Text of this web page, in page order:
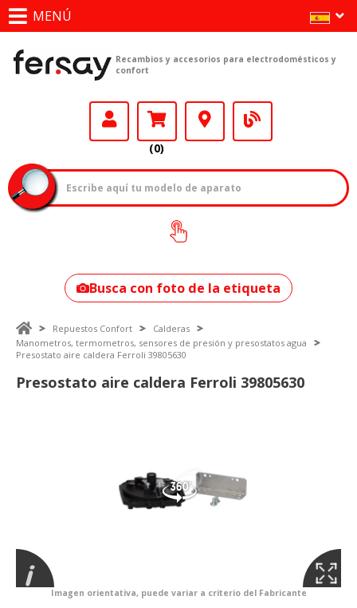
MENÚ
Recambios y accesorios para electrodomésticos y
confort
(0)
¿Cómo encontrar
tu modelo?
Busca con foto de la etiqueta
Repuestos Confort
Calderas
Manometros, termometros, sensores de presión y presostatos agua
Presostato aire caldera Ferroli 39805630
Presostato aire caldera Ferroli 39805630
Imagen orientativa, puede variar a criterio del Fabricante